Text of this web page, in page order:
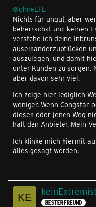
@ohneLTE
Nichts für ungut, aber
beherrschst und keinen
verstehe ich deine
auseinanderzupflücken
auszulegen, und damit
unter Kunden zu sorgen.
aber davon sehr viel.
Ich zeige hier lediglich
weniger. Wenn Congstar
diesen oder jenen Weg
halt den Anbieter. Mein
Ich klinke mich hiermit
alles gesagt worden.
keinExtremist
BESTER FREUND